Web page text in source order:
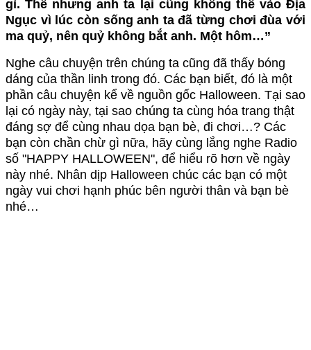
gì. Thế nhưng anh ta lại cũng không thể vào Địa
Ngục vì lúc còn sống anh ta đã từng chơi đùa với
ma quỷ, nên quỷ không bắt anh. Một hôm…”
Nghe câu chuyện trên chúng ta cũng đã thấy bóng
dáng của thần linh trong đó. Các bạn biết, đó là một
phần câu chuyện kể về nguồn gốc Halloween. Tại sao
lại có ngày này, tại sao chúng ta cùng hóa trang thật
đáng sợ để cùng nhau dọa bạn bè, đi chơi…? Các
bạn còn chần chừ gì nữa, hãy cùng lắng nghe Radio
số "HAPPY HALLOWEEN", để hiểu rõ hơn về ngày
này nhé. Nhân dịp Halloween chúc các bạn có một
ngày vui chơi hạnh phúc bên người thân và bạn bè
nhé…